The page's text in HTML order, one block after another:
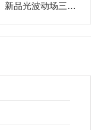
日本otsuka大塚电子株式会社【NEW】新品光波动场三次元显微镜MINUK